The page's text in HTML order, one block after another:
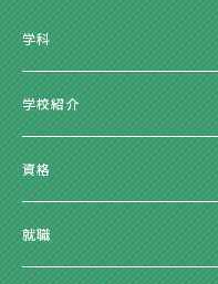
学科
学校紹介
資格
就職